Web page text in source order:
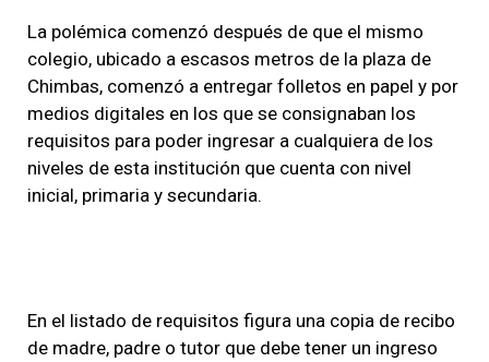
La polémica comenzó después de que el mismo
colegio, ubicado a escasos metros de la plaza de
Chimbas, comenzó a entregar folletos en papel y por
medios digitales en los que se consignaban los
requisitos para poder ingresar a cualquiera de los
niveles de esta institución que cuenta con nivel
inicial, primaria y secundaria.
En el listado de requisitos figura una copia de recibo
de madre, padre o tutor que debe tener un ingreso